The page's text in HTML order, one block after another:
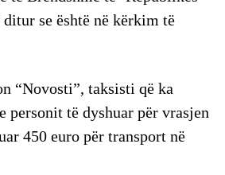
ditur se është në kërkim të
“Novosti”, taksisti që ka
personit të dyshuar për vrasjen
450 euro për transport në